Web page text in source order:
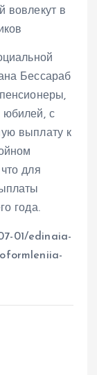
вовлекут в
Бессараб
юбилей, с
выплату к
для
года.
01/edinaia-